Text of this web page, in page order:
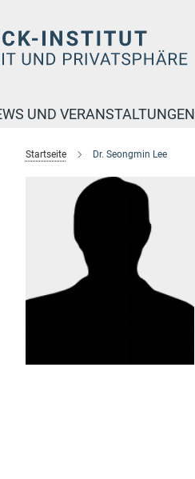
UND VERANSTALTUNGEN
Startseite Dr. Seongmin Lee